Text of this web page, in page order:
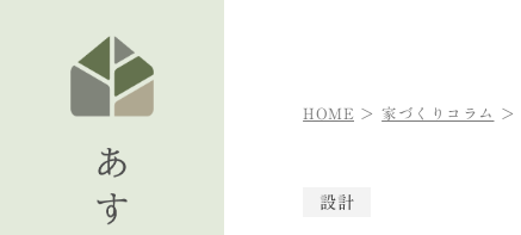
HOME 家づくりコラム
設計